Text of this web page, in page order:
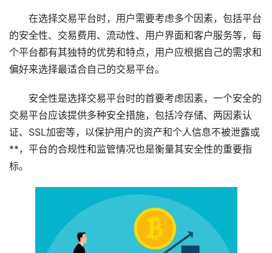
在选择交易平台时，用户需要考虑多个因素，包括平台
的安全性、交易费用、流动性、用户界面和客户服务等，每
个平台都有其独特的优势和特点，用户应根据自己的需求和
偏好来选择最适合自己的交易平台。
安全性是选择交易平台时的首要考虑因素，一个安全的
交易平台应该提供多种安全措施，包括冷存储、两因素认
证、SSL加密等，以保护用户的资产和个人信息不被泄露或
**，平台的合规性和监管情况也是衡量其安全性的重要指
标。